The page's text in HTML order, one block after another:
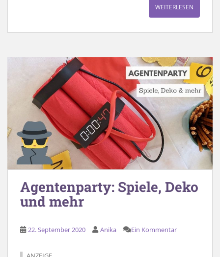
WEITERLESEN
Agentenparty: Spiele, Deko
und mehr
22. September 2020 Anika Ein Kommentar